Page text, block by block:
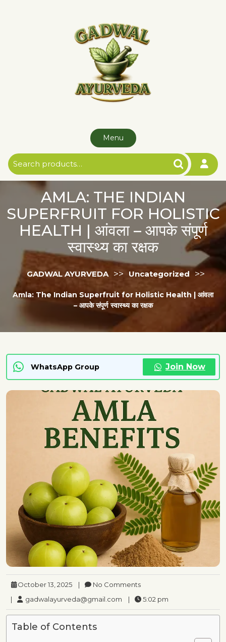
Menu
Search
for:
AMLA: THE INDIAN
SUPERFRUIT FOR HOLISTIC
HEALTH | आंवला – आपके संपूर्ण
स्वास्थ्य का रक्षक
GADWAL AYURVEDA >> Uncategorized >>
Amla: The Indian Superfruit for Holistic Health | आंवला
– आपके संपूर्ण स्वास्थ्य का रक्षक
WhatsApp Group Join Now
October 13, 2025 |
No Comments
|
gadwalayurveda@gmail.com | 5:02 pm
Table of Contents